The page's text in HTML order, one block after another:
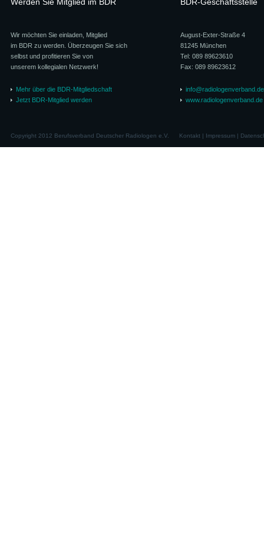
Wir möchten Sie einladen, Mitglied
im BDR zu werden. Überzeugen Sie sich
selbst und profitieren Sie von
unserem kollegialen Netzwerk!
Mehr über die BDR-Mitgliedschaft
Jetzt BDR-Mitglied werden
August-Exter-Straße 4
81245 München
Tel: 089 89623610
Fax: 089 89623612
info@radiologenverband.de
www.radiologenverband.de
Copyright 2012 Berufsverband Deutscher Radiologen e.V. Kontakt| Impressum|